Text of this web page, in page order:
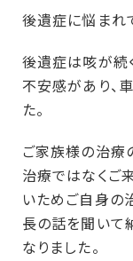
後遺症に悩まれ
後遺症は咳が続
不安感があり、
た。
ご家族様の治療
治療ではなくご
いためご自身の
長の話を聞いて
なりました。